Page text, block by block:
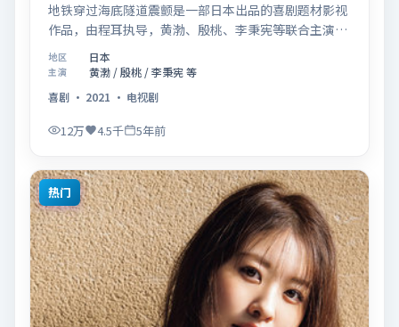
地铁穿过海底隧道震颤是一部日本出品的喜剧题材影视
作品，由程耳执导，黄渤、殷桃、李秉宪等联合主演，
于2021年08月27日在院线首映。影片围绕「爱的迟疑
与勇敢迈出的一步」展开叙事，镜头语言克制而富有张
力，节奏起伏得当，人物弧光完整；配乐与场面调度强
化了类型片的观感体验，亦留有可供解读的细节空间，
适合关注现实主义叙事与人物关系的观众观看与收藏。
地区 日本
主演
黄渤 / 殷桃 / 李秉宪 等
喜剧 · 2021 · 电视剧
12万 4.5千 5年前
热门